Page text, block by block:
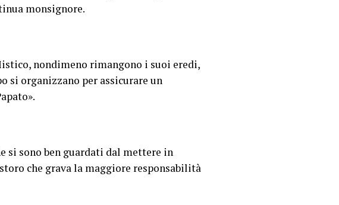
monsignore.
nondimeno rimangono i suoi eredi,
si organizzano per assicurare un
si sono ben guardati dal mettere in
che grava la maggiore responsabilità